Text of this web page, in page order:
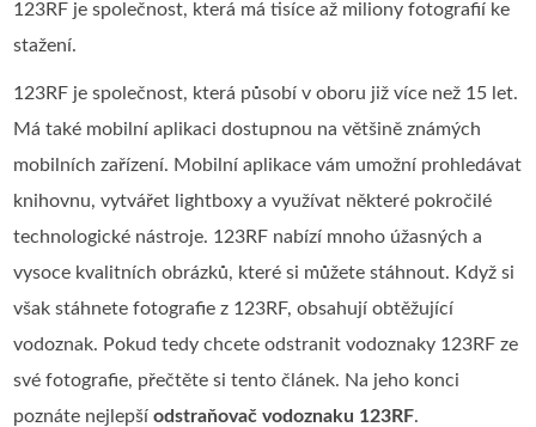
123RF je společnost, která má tisíce až miliony fotografií ke
stažení.
123RF je společnost, která působí v oboru již více než 15 let.
Má také mobilní aplikaci dostupnou na většině známých
mobilních zařízení. Mobilní aplikace vám umožní prohledávat
knihovnu, vytvářet lightboxy a využívat některé pokročilé
technologické nástroje. 123RF nabízí mnoho úžasných a
vysoce kvalitních obrázků, které si můžete stáhnout. Když si
však stáhnete fotografie z 123RF, obsahují obtěžující
vodoznak. Pokud tedy chcete odstranit vodoznaky 123RF ze
své fotografie, přečtěte si tento článek. Na jeho konci
poznáte nejlepšíodstraňovač vodoznaku 123RF.